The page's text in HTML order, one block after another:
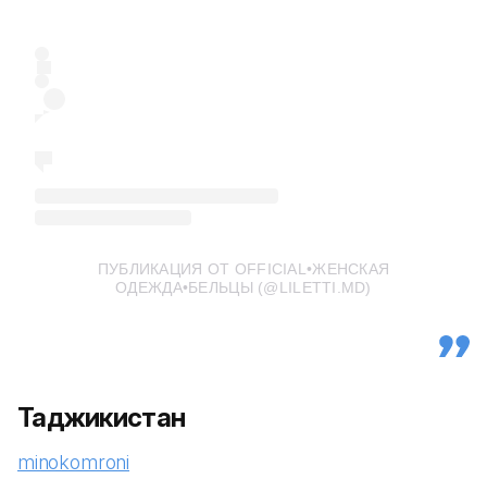
ПУБЛИКАЦИЯ ОТ OFFICIAL•ЖЕНСКАЯ
ОДЕЖДА•БЕЛЬЦЫ (@LILETTI.MD)
Таджикистан
minokomroni